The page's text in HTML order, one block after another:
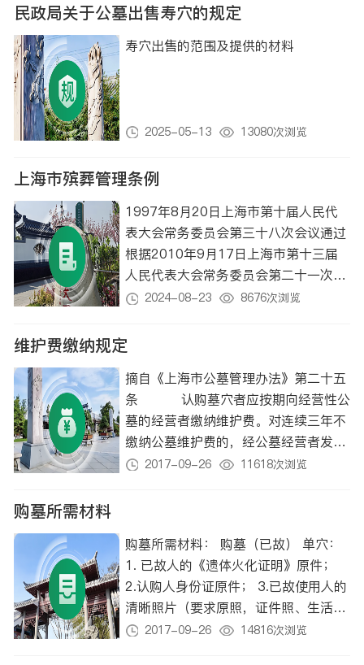
民政局关于公墓出售寿穴的规定
寿穴出售的范围及提供的材料
2025-05-13 13080次浏览
上海市殡葬管理条例
1997年8月20日上海市第十届人民代
表大会常务委员会第三十八次会议通过
根据2010年9月17日上海市第十三届
人民代表大会常务委员会第二十一次会
议《关于修改本市部分地方性法规的决
上海市第十四届人民代表大会常务委员
环境保护条例〉等8件地方性法规的决
定》第二次修正 根据2024年8月22日
上海市第十六届人民代表大会常务委员
会第十五次会议《关于修改〈上海市殡
葬管理条例〉的决定》第三次修正
2024-08-23 8676次浏览
维护费缴纳规定
摘自《上海市公墓管理办法》第二十五
条 认购墓穴者应按期向经营性公
墓的经营者缴纳维护费。对连续三年不
缴纳公墓维护费的，经公墓经营者发函
通知,仍未缴纳的，由公墓经营者在本市
2017-09-26 11618次浏览
购墓所需材料
购墓所需材料： 购墓（已故） 单穴：
1. 已故人的《遗体火化证明》原件；
2.认购人身份证原件； 3.已故使用人的
清晰照片（要求原照，证件照、生活照
均可）； 4.首次预付墓价30%的预付
2017-09-26 14816次浏览